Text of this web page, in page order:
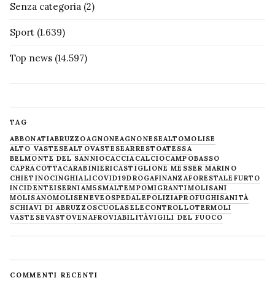
Senza categoria (2)
Sport (1.639)
Top news (14.597)
TAG
ABBONATIABRUZZOAGNONEAGNONESEALTOMOLISE
ALTO VASTESEALTOVASTESEARRESTOATESSA
BELMONTE DEL SANNIOCACCIACALCIOCAMPOBASSO
CAPRACOTTACARABINIERICASTIGLIONE MESSER MARINO
CHIETINOCINGHIALICOVID19DROGAFINANZAFORESTALE FURTO
INCIDENTEISERNIAM5SMALTEMPOMIGRANTIMOLISANI
MOLISANOMOLISENEVE OSPEDALEPOLIZIAPROFUGHISANITÀ
SCHIAVI DI ABRUZZOSCUOLASELECONTROLLOTERMOLI
VASTESEVASTOVENAFROVIABILITÀVIGILI DEL FUOCO
COMMENTI RECENTI